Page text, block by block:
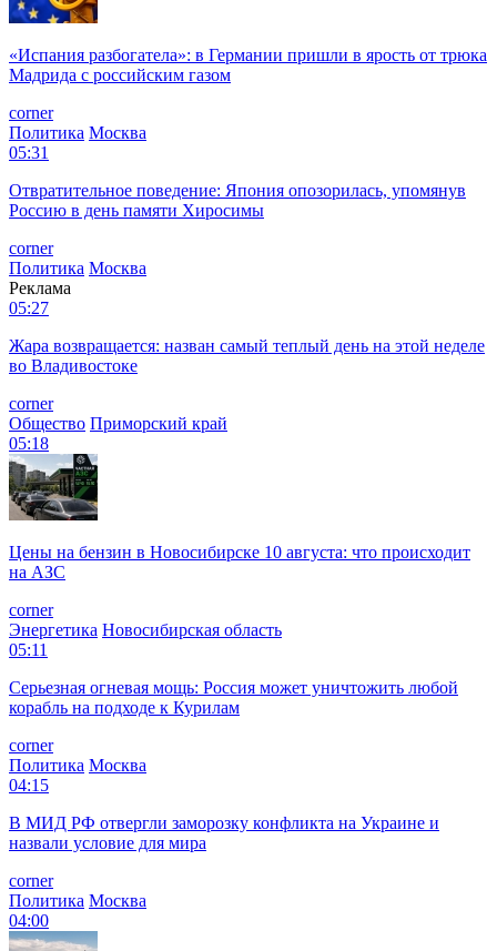
«Испания разбогатела»: в Германии пришли в ярость от трюка
Мадрида с российским газом
corner
Политика Москва
05:31
Отвратительное поведение: Япония опозорилась, упомянув
Россию в день памяти Хиросимы
corner
Политика Москва
Реклама
05:27
Жара возвращается: назван самый теплый день на этой неделе
во Владивостоке
corner
Общество Приморский край
05:18
Цены на бензин в Новосибирске 10 августа: что происходит
на АЗС
corner
Энергетика Новосибирская область
05:11
Серьезная огневая мощь: Россия может уничтожить любой
корабль на подходе к Курилам
corner
Политика Москва
04:15
В МИД РФ отвергли заморозку конфликта на Украине и
назвали условие для мира
corner
Политика Москва
04:00